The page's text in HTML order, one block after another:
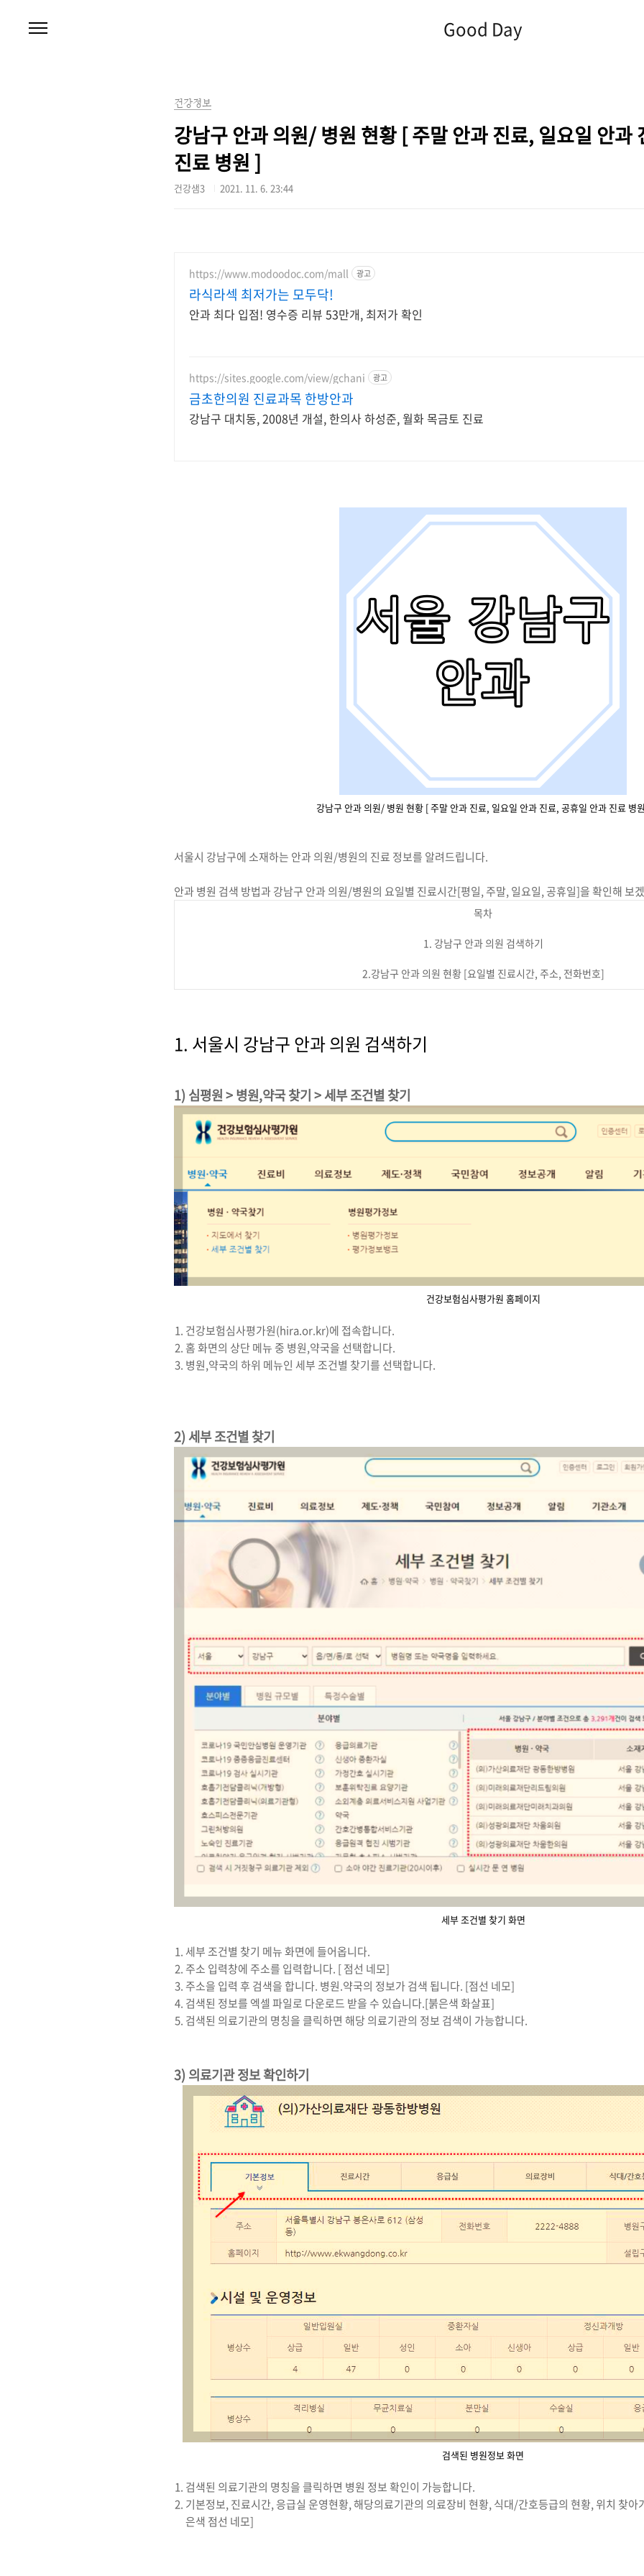
Good Day
건강정보
강남구 안과 의원/ 병원 현황 [ 주말 안과 진료, 일요일 안과
진료 병원 ]
건강샘3 2021. 11. 6. 23:44
https://www.modoodoc.com/mall 광고
라식라섹 최저가는 모두닥!
안과 최다 입점! 영수증 리뷰 53만개, 최저가 확인
https://sites.google.com/view/gchani 광고
금초한의원 진료과목 한방안과
강남구 대치동, 2008년 개설, 한의사 하성준, 월화 목금토 진료
강남구 안과 의원/ 병원 현황 [ 주말 안과 진료, 일요일 안과 진료, 공휴일 안과 진료 병
서울시 강남구에 소재하는 안과 의원/병원의 진료 정보를 알려드립니다.
안과 병원 검색 방법과 강남구 안과 의원/병원의 요일별 진료시간[평일, 주말, 일요일, 공휴일]을 확인해 보
목차
1. 강남구 안과 의원 검색하기
2.강남구 안과 의원 현황 [요일별 진료시간, 주소, 전화번호]
1. 서울시 강남구 안과 의원 검색하기
1) 심평원 > 병원,약국 찾기 > 세부 조건별 찾기
건강보험심사평가원 홈페이지
건강보험심사평가원(hira.or.kr)에 접속합니다.
홈 화면의 상단 메뉴 중 병원,약국을 선택합니다.
병원,약국의 하위 메뉴인 세부 조건별 찾기를 선택합니다.
2) 세부 조건별 찾기
세부 조건별 찾기 화면
세부 조건별 찾기 메뉴 화면에 들어옵니다.
주소 입력창에 주소를 입력합니다. [ 점선 네모]
주소을 입력 후 검색을 합니다. 병원.약국의 정보가 검색 됩니다. [점선 네모]
검색된 정보를 엑셀 파일로 다운로드 받을 수 있습니다.[붉은색 화살표]
검색된 의료기관의 명칭을 클릭하면 해당 의료기관의 정보 검색이 가능합니다.
3) 의료기관 정보 확인하기
검색된 병원정보 화면
검색된 의료기관의 명칭을 클릭하면 병원 정보 확인이 가능합니다.
기본정보, 진료시간, 응급실 운영현황, 해당의료기관의 의료장비 현황, 식대/간호등급의 현황, 위치 찾아
은색 점선 네모]